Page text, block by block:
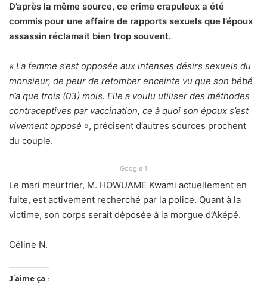
D’après la même source, ce crime crapuleux a été
commis pour une affaire de rapports sexuels que l’époux
assassin réclamait bien trop souvent.
« La femme s’est opposée aux intenses désirs sexuels du
monsieur, de peur de retomber enceinte vu que son bébé
n’a que trois (03) mois. Elle a voulu utiliser des méthodes
contraceptives par vaccination, ce à quoi son époux s’est
vivement opposé », précisent d’autres sources prochent
du couple.
Google 1
Le mari meurtrier, M. HOWUAME Kwami actuellement en
fuite, est activement recherché par la police. Quant à la
victime, son corps serait déposée à la morgue d’Aképé.
Céline N.
J’aime ça :